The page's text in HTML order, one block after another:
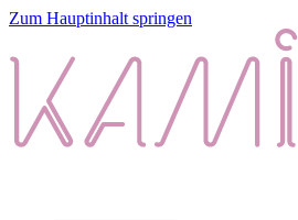
Zum Hauptinhalt springen